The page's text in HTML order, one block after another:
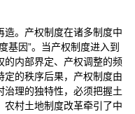
造。产权制度在诸多制度中
基因”。当产权制度进入到
的内部界定、产权调整的频
定的秩序后果，产权制度由
治理的独特性，必须把握土
农村土地制度改革牵引了中